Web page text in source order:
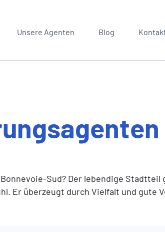
Unsere Agenten Blog
Sud? Der lebendige
Er überzeugt durch Vielfalt und gute